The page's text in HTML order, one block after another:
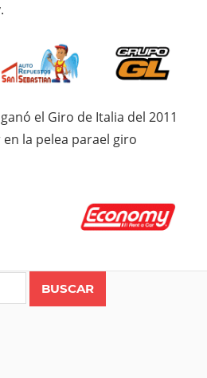
el Giro de Italia del 2011
la pelea parael giro